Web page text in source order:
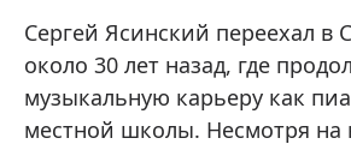
Сергей Ясинский переехал в
около 30 лет назад, где
музыкальную карьеру как
местной школы. Несмотря на